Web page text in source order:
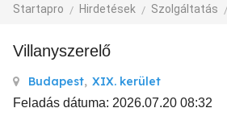
Startapro Hirdetések Szolgáltatás
Villanyszerelő
Budapest, XIX. kerület
Feladás dátuma: 2026.07.20 08:32